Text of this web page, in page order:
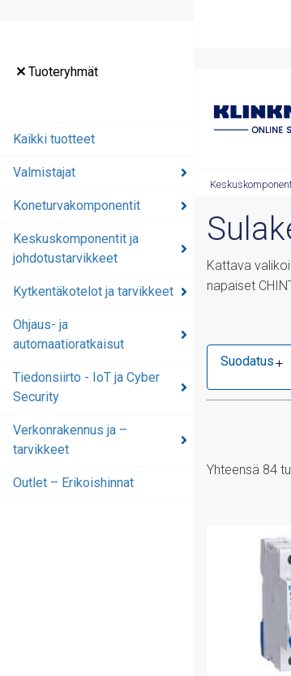
Tuoteryhmät
Kaikki tuotteet
Valmistajat
Koneturvakomponentit
Keskuskomponentit ja
johdotustarvikkeet
Kytkentäkotelot ja tarvikkeet
Ohjaus- ja
automaatioratkaisut
Tiedonsiirto - IoT ja Cyber
Security
Verkonrakennus ja –
tarvikkeet
Outlet – Erikoishinnat
Kattava
napaiset
Suodatus
Yhteensä 84